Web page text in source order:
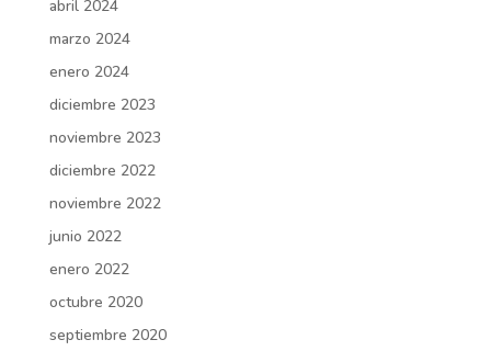
abril 2024
marzo 2024
enero 2024
diciembre 2023
noviembre 2023
diciembre 2022
noviembre 2022
junio 2022
enero 2022
octubre 2020
septiembre 2020